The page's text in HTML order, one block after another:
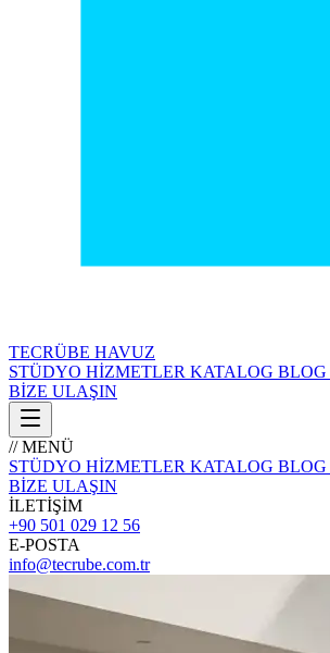
TECRÜBE HAVUZ
STÜDYO HİZMETLER KATALOG BLOG
BİZE ULAŞIN
// MENÜ
STÜDYO HİZMETLER KATALOG BLOG
BİZE ULAŞIN
İLETİŞİM
+90 501 029 12 56
E-POSTA
info@tecrube.com.tr